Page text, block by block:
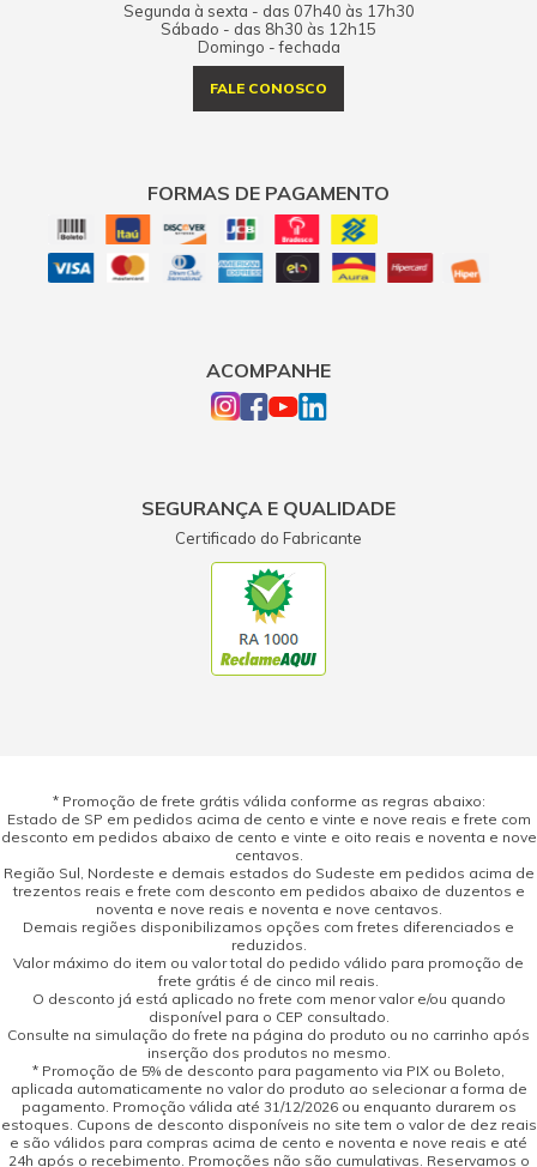
Segunda à sexta - das 07h40 às 17h30
Sábado - das 8h30 às 12h15
Domingo - fechada
FALE CONOSCO
FORMAS DE PAGAMENTO
ACOMPANHE
SEGURANÇA E QUALIDADE
Certificado do Fabricante
* Promoção de frete grátis válida conforme as regras abaixo:
Estado de SP em pedidos acima de cento e vinte e nove reais e frete com
desconto em pedidos abaixo de cento e vinte e oito reais e noventa e nove
centavos.
Região Sul, Nordeste e demais estados do Sudeste em pedidos acima de
trezentos reais e frete com desconto em pedidos abaixo de duzentos e
noventa e nove reais e noventa e nove centavos.
Demais regiões disponibilizamos opções com fretes diferenciados e
reduzidos.
Valor máximo do item ou valor total do pedido válido para promoção de
frete grátis é de cinco mil reais.
O desconto já está aplicado no frete com menor valor e/ou quando
disponível para o CEP consultado.
Consulte na simulação do frete na página do produto ou no carrinho após
inserção dos produtos no mesmo.
* Promoção de 5% de desconto para pagamento via PIX ou Boleto,
aplicada automaticamente no valor do produto ao selecionar a forma de
pagamento. Promoção válida até 31/12/2026 ou enquanto durarem os
estoques. Cupons de desconto disponíveis no site tem o valor de dez reais
e são válidos para compras acima de cento e noventa e nove reais e até
24h após o recebimento. Promoções não são cumulativas. Reservamos o